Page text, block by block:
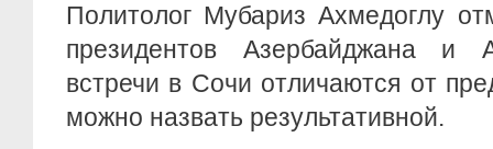
Политолог Мубариз Ахмедоглу
президентов Азербайджана и
встречи в Сочи отличаются от
можно назвать результативной.